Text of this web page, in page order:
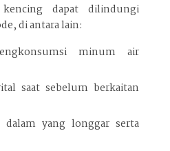
kencing dapat dilindungi
di antara lain:
minum air
saat sebelum berkaitan
dalam yang longgar serta